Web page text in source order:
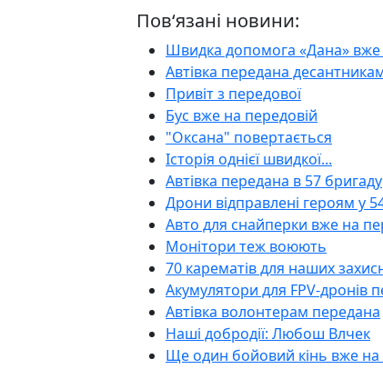
Пов‘язані новини:
Швидка допомога «Дана» вже
Автівка передана
Привіт з передової
Бус вже на передовій
"Оксана" повертається
Історія однієї швидкої...
Автівка передана в 57 бригаду
Дрони відправлені героям у
Авто для снайперки вже на
Монітори теж воюють
70 карематів для наших
Акумулятори для FPV-дронів
Автівка волонтерам передана
Наші добродії: Любош Влчек
Ще один бойовий кінь вже на